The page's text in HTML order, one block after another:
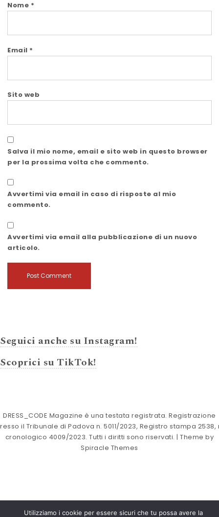
Nome *
Email *
Sito web
Salva il mio nome, email e sito web in questo browser
per la prossima volta che commento.
Avvertimi via email in caso di risposte al mio
commento.
Avvertimi via email alla pubblicazione di un nuovo
articolo.
Seguici anche su Instagram!
Scoprici su TikTok!
DRESS_CODE Magazine è una testata registrata. Registrazione
il Tribunale di Padova n. 5011/2023, Registro stampa 2538,
cronologico 4009/2023. Tutti i diritti sono riservati. | Theme by
Spiracle Themes
Utilizziamo i cookie per essere sicuri che tu possa avere la